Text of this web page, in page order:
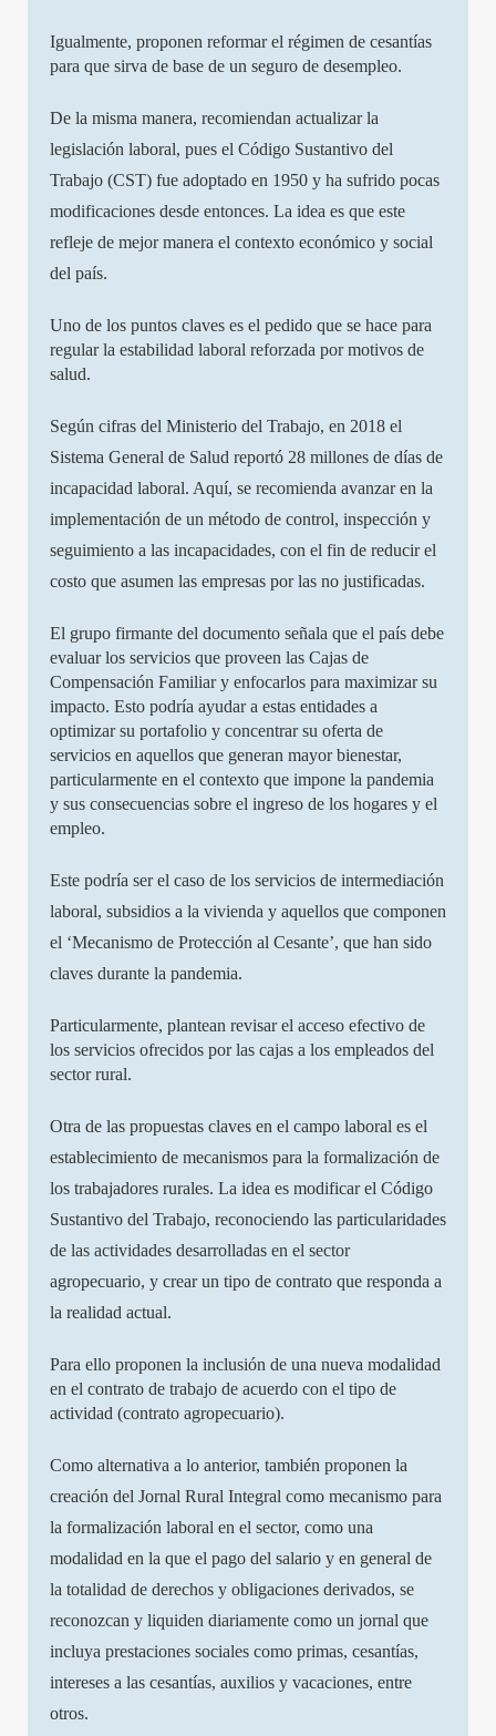
Igualmente, proponen reformar el régimen de cesantías
para que sirva de base de un seguro de desempleo.
De la misma manera, recomiendan actualizar la
legislación laboral, pues el Código Sustantivo del
Trabajo (CST) fue adoptado en 1950 y ha sufrido pocas
modificaciones desde entonces. La idea es que este
refleje de mejor manera el contexto económico y social
del país.
Uno de los puntos claves es el pedido que se hace para
regular la estabilidad laboral reforzada por motivos de
salud.
Según cifras del Ministerio del Trabajo, en 2018 el
Sistema General de Salud reportó 28 millones de días de
incapacidad laboral. Aquí, se recomienda avanzar en la
implementación de un método de control, inspección y
seguimiento a las incapacidades, con el fin de reducir el
costo que asumen las empresas por las no justificadas.
El grupo firmante del documento señala que el país debe
evaluar los servicios que proveen las Cajas de
Compensación Familiar y enfocarlos para maximizar su
impacto. Esto podría ayudar a estas entidades a
optimizar su portafolio y concentrar su oferta de
servicios en aquellos que generan mayor bienestar,
particularmente en el contexto que impone la pandemia
y sus consecuencias sobre el ingreso de los hogares y el
empleo.
Este podría ser el caso de los servicios de intermediación
laboral, subsidios a la vivienda y aquellos que componen
el ‘Mecanismo de Protección al Cesante’, que han sido
claves durante la pandemia.
Particularmente, plantean revisar el acceso efectivo de
los servicios ofrecidos por las cajas a los empleados del
sector rural.
Otra de las propuestas claves en el campo laboral es el
establecimiento de mecanismos para la formalización de
los trabajadores rurales. La idea es modificar el Código
Sustantivo del Trabajo, reconociendo las particularidades
de las actividades desarrolladas en el sector
agropecuario, y crear un tipo de contrato que responda a
la realidad actual.
Para ello proponen la inclusión de una nueva modalidad
en el contrato de trabajo de acuerdo con el tipo de
actividad (contrato agropecuario).
Como alternativa a lo anterior, también proponen la
creación del Jornal Rural Integral como mecanismo para
la formalización laboral en el sector, como una
modalidad en la que el pago del salario y en general de
la totalidad de derechos y obligaciones derivados, se
reconozcan y liquiden diariamente como un jornal que
incluya prestaciones sociales como primas, cesantías,
intereses a las cesantías, auxilios y vacaciones, entre
otros.